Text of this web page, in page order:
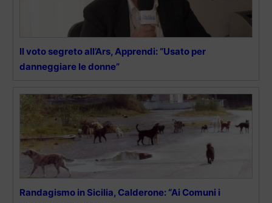
Il voto segreto all’Ars, Apprendi: “Usato per
danneggiare le donne”
Randagismo in Sicilia, Calderone: “Ai Comuni i